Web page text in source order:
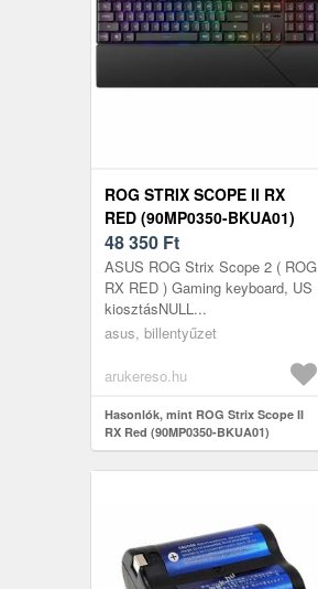
ROG STRIX SCOPE II RX
RED (90MP0350-BKUA01)
48 350 Ft
ASUS ROG Strix Scope 2 ( ROG
RX RED ) Gaming keyboard, US
kiosztásNULL...
asus, billentyűzet
arukereso.hu
Hasonlók, mint ROG Strix Scope II
RX Red (90MP0350-BKUA01)